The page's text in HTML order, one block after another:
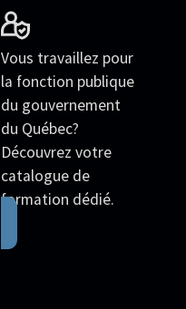
Vous travaillez pour
la fonction publique
du gouvernement
du Québec?
Découvrez votre
catalogue de
formation dédié.